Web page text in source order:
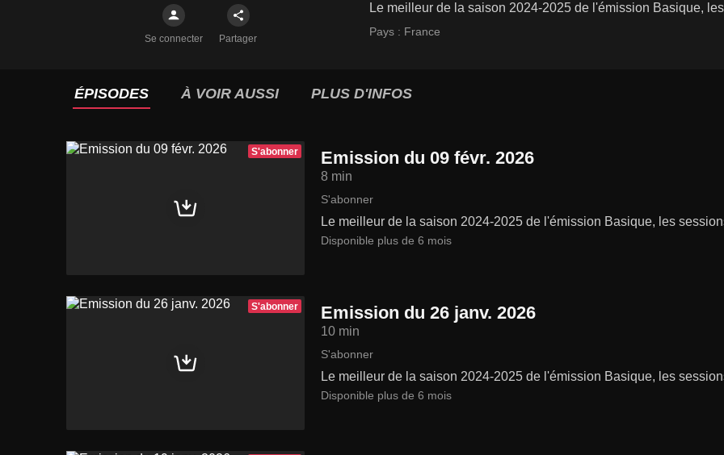
Se connecter Partager
Le meilleur de la saison 2024-2025 de l'émission Basique,
Pays : France
ÉPISODES À VOIR AUSSI PLUS D'INFOS
S'abonner Emission du 09 févr. 2026
8 min
S'abonner
Le meilleur de la saison 2024-2025 de l'émission Basique, les
Disponible plus de 6 mois
S'abonner Emission du 26 janv. 2026
10 min
S'abonner
Le meilleur de la saison 2024-2025 de l'émission Basique, les
Disponible plus de 6 mois